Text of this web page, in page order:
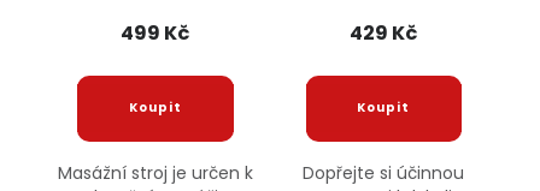
499 Kč
Masážní stroj je určen k
429 Kč
Dopřejte si účinnou